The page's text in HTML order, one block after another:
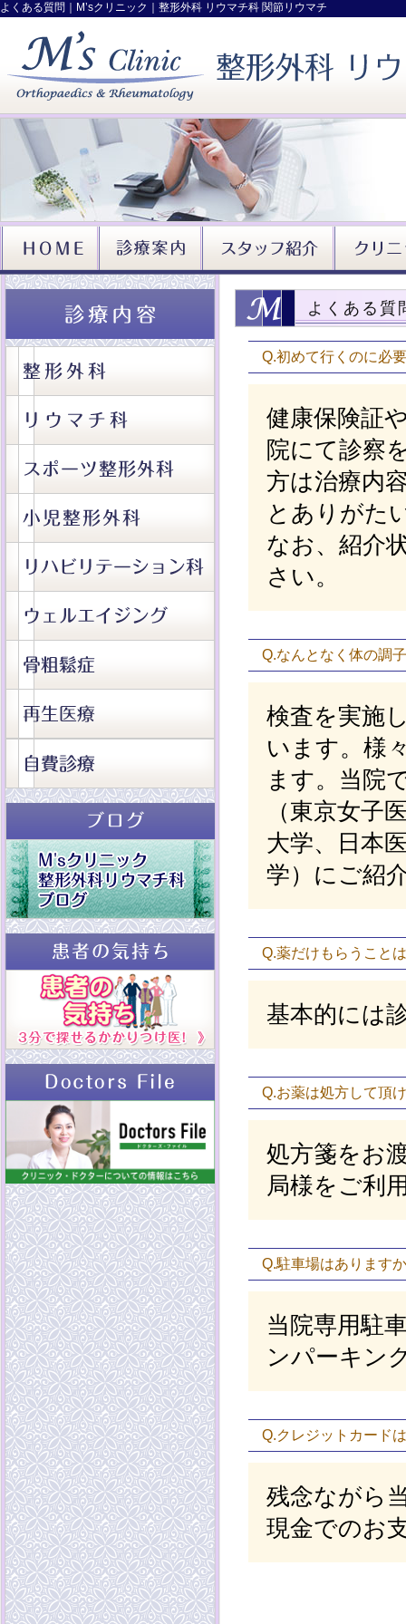
よくある質問｜M’sクリニック｜整形外科 リウマチ科 関節リウマチ
よくある質
Q.初めて行くのに必
健康保険証
院にて診察
方は治療内
とありがた
なお、紹介
さい。
Q.なんとなく体の調
検査を実施
います。様
ます。当院
（東京女子
大学、日本
学）にご紹
Q.薬だけもらうこと
基本的には
Q.お薬は処方して頂
処方箋をお
局様をご利
Q.駐車場はあります
当院専用駐
ンパーキン
Q.クレジットカード
残念ながら
現金でのお